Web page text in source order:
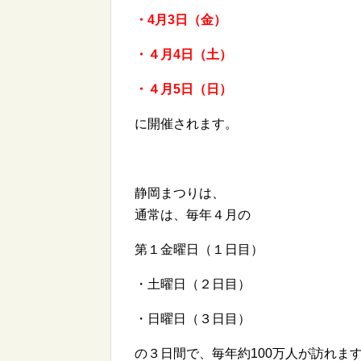
・4月3日（金）
・４月4日（土）
・４月5日（日）
に開催されます。
静岡まつりは、
通常は、毎年４月の
第１金曜日（１日目）
・土曜日（２日目）
・日曜日（３日目）
の３日間で、毎年約100万人が訪れま